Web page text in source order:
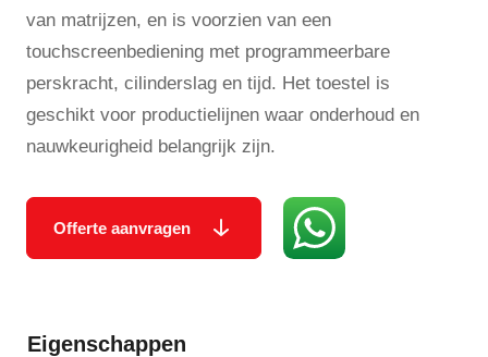
van matrijzen, en is voorzien van een
touchscreenbediening met programmeerbare
perskracht, cilinder­slag en tijd. Het toestel is
geschikt voor productielijnen waar onderhoud en
nauwkeurigheid belangrijk zijn.
Offerte aanvragen
Eigenschappen